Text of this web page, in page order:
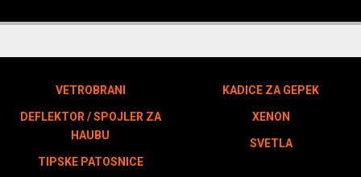
VETROBRANI
DEFLEKTOR / SPOJLER ZA
HAUBU
TIPSKE PATOSNICE
KADICE ZA GEPEK
XENON
SVETLA